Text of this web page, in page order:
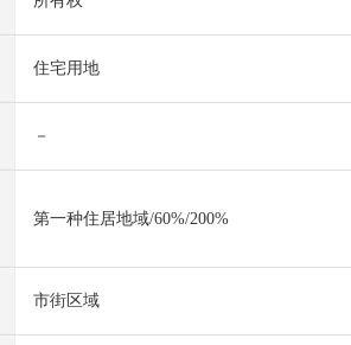
住宅用地
－
第一种住居地域/60%/200%
市街区域